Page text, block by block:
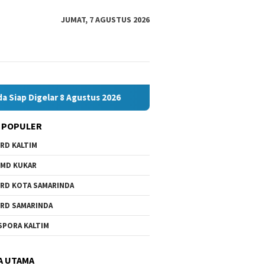
JUMAT, 7 AGUSTUS 2026
8 Agustus 2026 Bawaslu Bontang dan JMSI Bontang
KALTIM
KUKAR
KOTA SAMARINDA
SAMARINDA
KALTIM
UTAMA